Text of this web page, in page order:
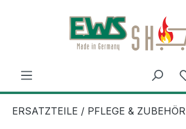
Zum Hauptinhalt springen
ERSATZTEILE / PFLEGE & ZUBEHÖR